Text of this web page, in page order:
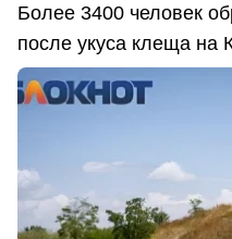
Более 3400 человек
после укуса клеща на